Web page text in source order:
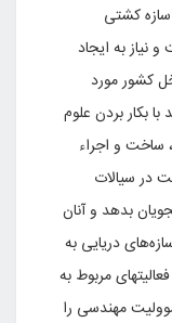
سازه کشتی
به ایجاد
کشور مورد
بکار بردن علوم
ساخت و اجراء
در سیالات
بدهد و آنان
دریایی به
مربوط به
مهندسی را